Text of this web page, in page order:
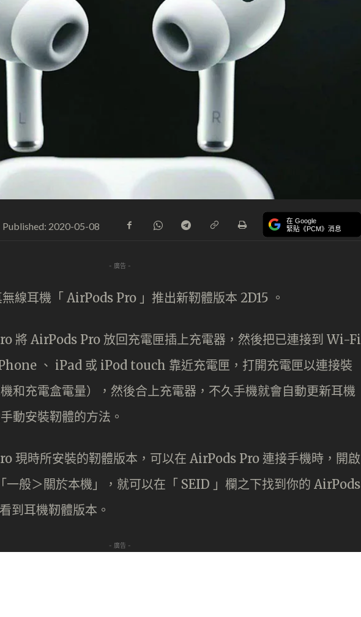
Published: 2020-05-08 在 Google
緊貼《PCM》消息
- 廣告 -
線耳機「 AirPods Pro 」推出新靭體版本 2D15 。
將 AirPods Pro 放回充電匣插上充電器，然後把已連接到 Wi-Fi
、 iPad 或 iPod touch 靠近充電匣，打開充電匣以連接裝
和充電盒電量），然後合上充電器，不久手機就會自動更新耳機
動安裝靭體的方法。
現時所安裝的靭體版本，可以在 AirPods Pro 連接手機時，開啟
一般＞關於本機」，就可以在「 SEID 」欄之下找到你的 AirPods
到耳機靭體版本。
- 廣告 -